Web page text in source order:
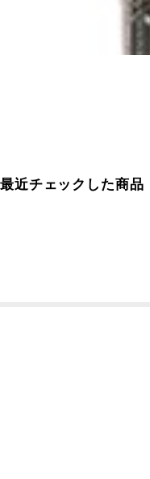
最近チェックした商品